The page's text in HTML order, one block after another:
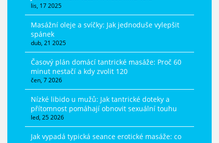
lis, 17 2025
Masážní oleje a svíčky: Jak jednoduše vylepšit
spánek
dub, 21 2025
Časový plán domácí tantrické masáže: Proč 60
minut nestačí a kdy zvolit 120
čen, 7 2026
Nízké libido u mužů: Jak tantrické doteky a
přítomnost pomáhají obnovit sexuální touhu
led, 25 2026
Jak vypadá typická seance erotické masáže: co